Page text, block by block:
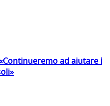
ad aiutare i